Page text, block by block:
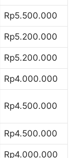
Rp5.500.000
Rp5.200.000
Rp5.200.000
Rp4.000.000
Rp4.500.000
Rp4.500.000
Rp4.000.000